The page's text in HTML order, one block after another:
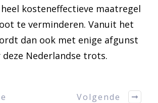
kosteneffectieve maatregel
te verminderen. Vanuit het
dan ook met enige afgunst
deze Nederlandse trots.
Volgende